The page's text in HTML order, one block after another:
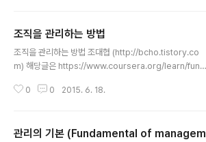
일치되도록 한다.우선순위, 아키텍처 설계 원칙 등을 고려
한다.경쟁사와 시장의 이해를 통하여 시스템 아키텍처에서
차별화점을 개발한다.비즈니스 단계에 따른 아키텍처 설
KPI에 일치된 시스템 모니터링 기능을 설계한다.GTM 전
조직을 관리하는 방법
조직을 관리하는 방법 조대협 (http://bcho.tistory.co
m) 해당글은 https://www.coursera.org/learn/fund
정리한 글입니다. management function이라고 정의되
매니져가 일하는 흐름에 대해서 설명해놨다고 보면 되는
0 0 2015. 6. 18.
관리의 기본 (Fundamental of managem